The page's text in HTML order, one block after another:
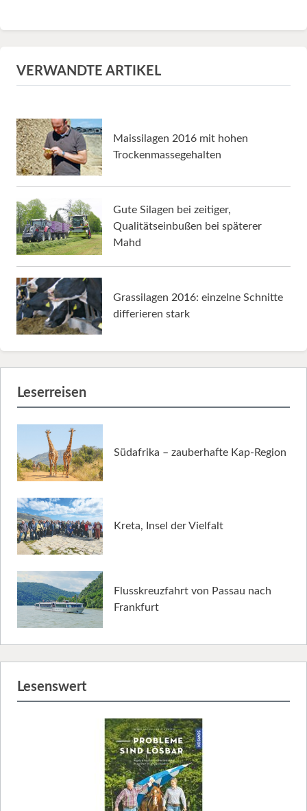
VERWANDTE ARTIKEL
Maissilagen 2016 mit hohen
Trockenmassegehalten
Gute Silagen bei zeitiger,
Qualitätseinbußen bei späterer
Mahd
Grassilagen 2016: einzelne Schnitte
differieren stark
Leserreisen
Südafrika – zauberhafte Kap-Region
Kreta, Insel der Vielfalt
Flusskreuzfahrt von Passau nach
Frankfurt
Lesenswert